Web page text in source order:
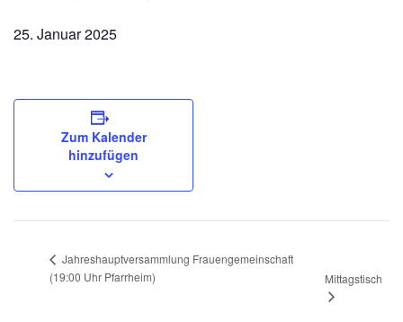
25. Januar 2025
Zum Kalender
hinzufügen
Jahreshauptversammlung Frauengemeinschaft
(19:00 Uhr Pfarrheim)
Mittagstisch